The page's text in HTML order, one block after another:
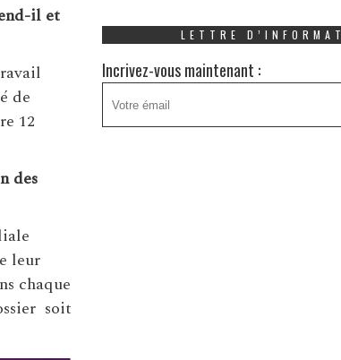
il et
de
12
des
leur
chaque
soit
LETTRE
Incrivez-vous maintenant :